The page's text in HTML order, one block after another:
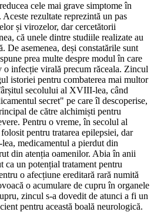
cele mai grave simptome în
rezultate reprezintă un pas
și virozelor, dar cercetătorii
că unele dintre studiile realizate au
De asemenea, deși constatările sunt
prea multe despre modul în care
o infecție virală precum răceala. Zincul
istoriei pentru combaterea mai multor
secolului al XVIII-lea, când
secret" pe care îl descoperise,
de către alchimiști pentru
Pentru o vreme, în secolul al
pentru tratarea epilepsiei, dar
medicamentul a pierdut din
din atenția oamenilor. Abia în anii
ca un potențial tratament pentru
o afecțiune ereditară rară numită
o acumulare de cupru în organele
zincul s-a dovedit de atunci a fi un
pentru această boală neurologică.